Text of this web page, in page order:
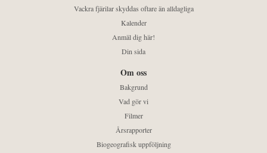
Vackra fjärilar skyddas oftare än alldagliga
Kalender
Anmäl dig här!
Din sida
Om oss
Bakgrund
Vad gör vi
Filmer
Årsrapporter
Biogeografisk uppföljning